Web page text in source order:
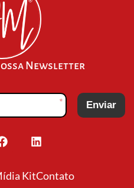
Newsletter
* Enviar
KitContato